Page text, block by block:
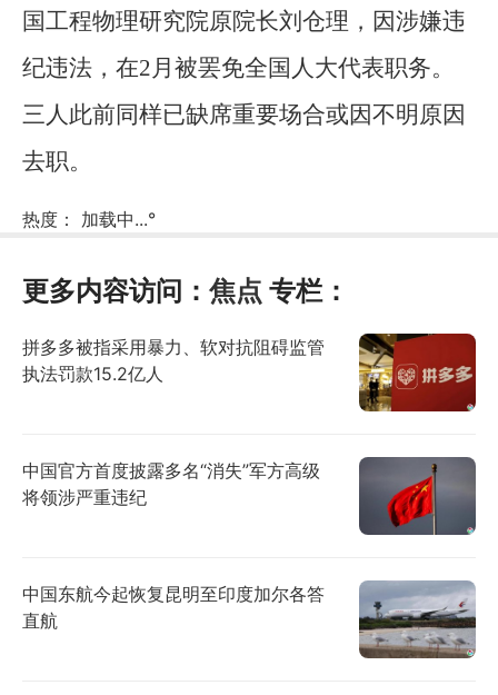
国工程物理研究院原院长刘仓理，因涉嫌违
纪违法，在2月被罢免全国人大代表职务。
三人此前同样已缺席重要场合或因不明原因
去职。
热度： 加载中...°
更多内容访问： 焦点 专栏：
拼多多被指采用暴力、软对抗阻碍监管
执法罚款15.2亿人
中国官方首度披露多名“消失”军方高级
将领涉严重违纪
中国东航今起恢复昆明至印度加尔各答
直航